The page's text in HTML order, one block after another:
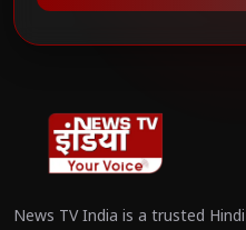
News TV India is a trusted